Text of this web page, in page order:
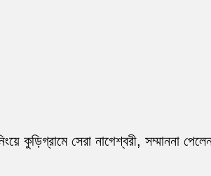
কুড়িগ্রামে সেরা নাগেশ্বরী, সম্মাননা